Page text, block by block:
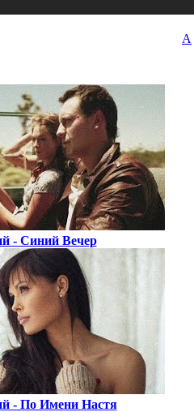
А
- Синий Вечер
- По Имени Настя